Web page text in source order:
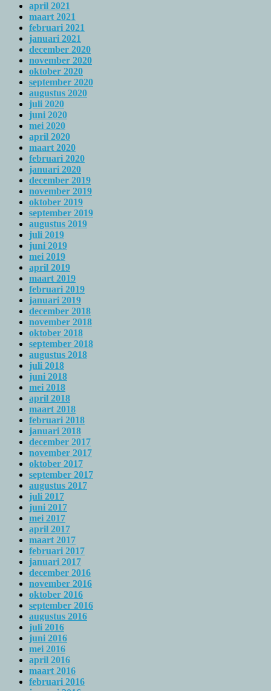
april 2021
maart 2021
februari 2021
januari 2021
december 2020
november 2020
oktober 2020
september 2020
augustus 2020
juli 2020
juni 2020
mei 2020
april 2020
maart 2020
februari 2020
januari 2020
december 2019
november 2019
oktober 2019
september 2019
augustus 2019
juli 2019
juni 2019
mei 2019
april 2019
maart 2019
februari 2019
januari 2019
december 2018
november 2018
oktober 2018
september 2018
augustus 2018
juli 2018
juni 2018
mei 2018
april 2018
maart 2018
februari 2018
januari 2018
december 2017
november 2017
oktober 2017
september 2017
augustus 2017
juli 2017
juni 2017
mei 2017
april 2017
maart 2017
februari 2017
januari 2017
december 2016
november 2016
oktober 2016
september 2016
augustus 2016
juli 2016
juni 2016
mei 2016
april 2016
maart 2016
februari 2016